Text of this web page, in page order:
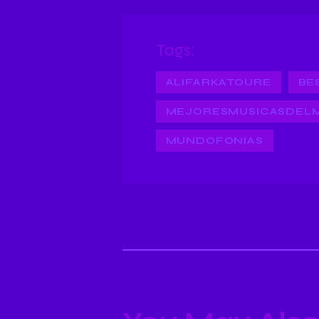
Tags:
ALIFARKATOURE
MUNDOFONIAS